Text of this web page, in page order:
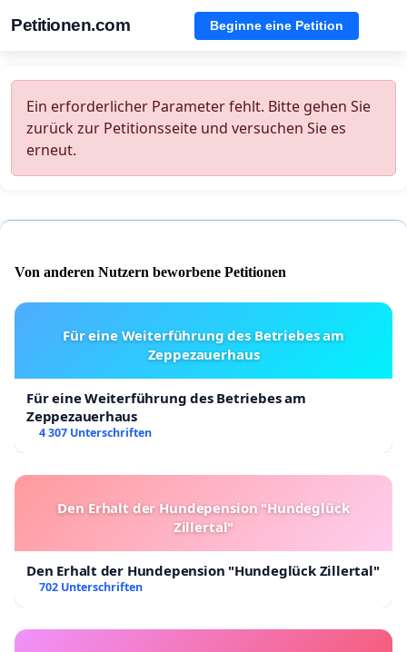
Petitionen.com Beginne eine Petition
Ein erforderlicher Parameter fehlt. Bitte gehen Sie
zurück zur Petitionsseite und versuchen Sie es
erneut.
Von anderen Nutzern beworbene Petitionen
Für eine Weiterführung des Betriebes am
Zeppezauerhaus
Für eine Weiterführung des Betriebes am
Zeppezauerhaus
4 307 Unterschriften
Den Erhalt der Hundepension "Hundeglück
Zillertal"
Den Erhalt der Hundepension "Hundeglück Zillertal"
702 Unterschriften